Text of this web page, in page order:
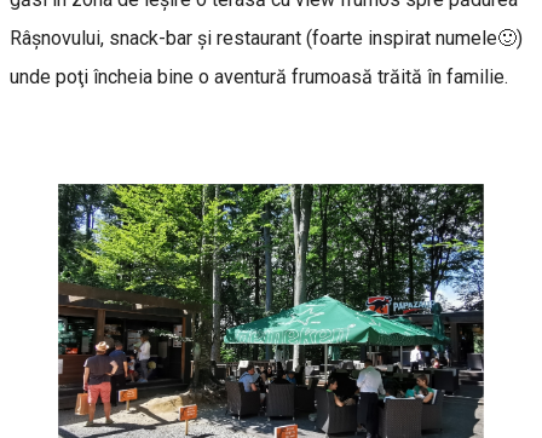
Râşnovului, snack-bar şi restaurant (foarte inspirat numele🙂)
unde poţi încheia bine o aventură frumoasă trăită în familie.